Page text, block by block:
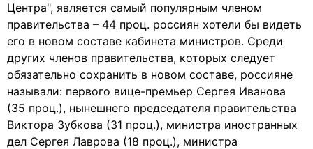
Центра", является самый популярным членом
правительства – 44 проц. россиян хотели бы видеть
его в новом составе кабинета министров. Среди
других членов правительства, которых следует
обязательно сохранить в новом составе, россияне
называли: первого вице-премьер Сергея Иванова
(35 проц.), нынешнего председателя правительства
Виктора Зубкова (31 проц.), министра иностранных
дел Сергея Лаврова (18 проц.), министра